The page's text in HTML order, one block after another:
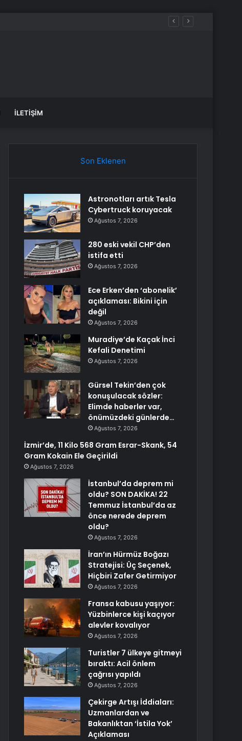
İLETIŞIM
Son Eklenen
Astronotları artık Tesla
Cybertruck koruyacak
Ağustos 7, 2026
280 eski vekil CHP’den
istifa etti
Ağustos 7, 2026
Ece Erken’den ‘abonelik’
açıklaması: Bikini için
değil
Ağustos 7, 2026
Muradiye’de Kaçak İnci
Kefali Denetimi
Ağustos 7, 2026
Gürsel Tekin’den çok
konuşulacak sözler:
Elimde haberler var,
önümüzdeki günlerde…
Ağustos 7, 2026
İzmir’de, 11 Kilo 568 Gram Esrar-Skank, 54
Gram Kokain Ele Geçirildi
Ağustos 7, 2026
İstanbul’da deprem mi
oldu? SON DAKİKA! 22
Temmuz İstanbul’da az
önce nerede deprem
oldu?
Ağustos 7, 2026
İran’ın Hürmüz Boğazı
Stratejisi: Üç Seçenek,
Hiçbiri Zafer Getirmiyor
Ağustos 7, 2026
Fransa kabusu yaşıyor:
Yüzbinlerce kişi kaçıyor
alevler kovalıyor
Ağustos 7, 2026
Turistler 7 ülkeye gitmeyi
bıraktı: Acil önlem
çağrısı yapıldı
Ağustos 7, 2026
Çekirge Artışı İddiaları:
Uzmanlardan ve
Bakanlıktan ‘İstila Yok’
Açıklaması